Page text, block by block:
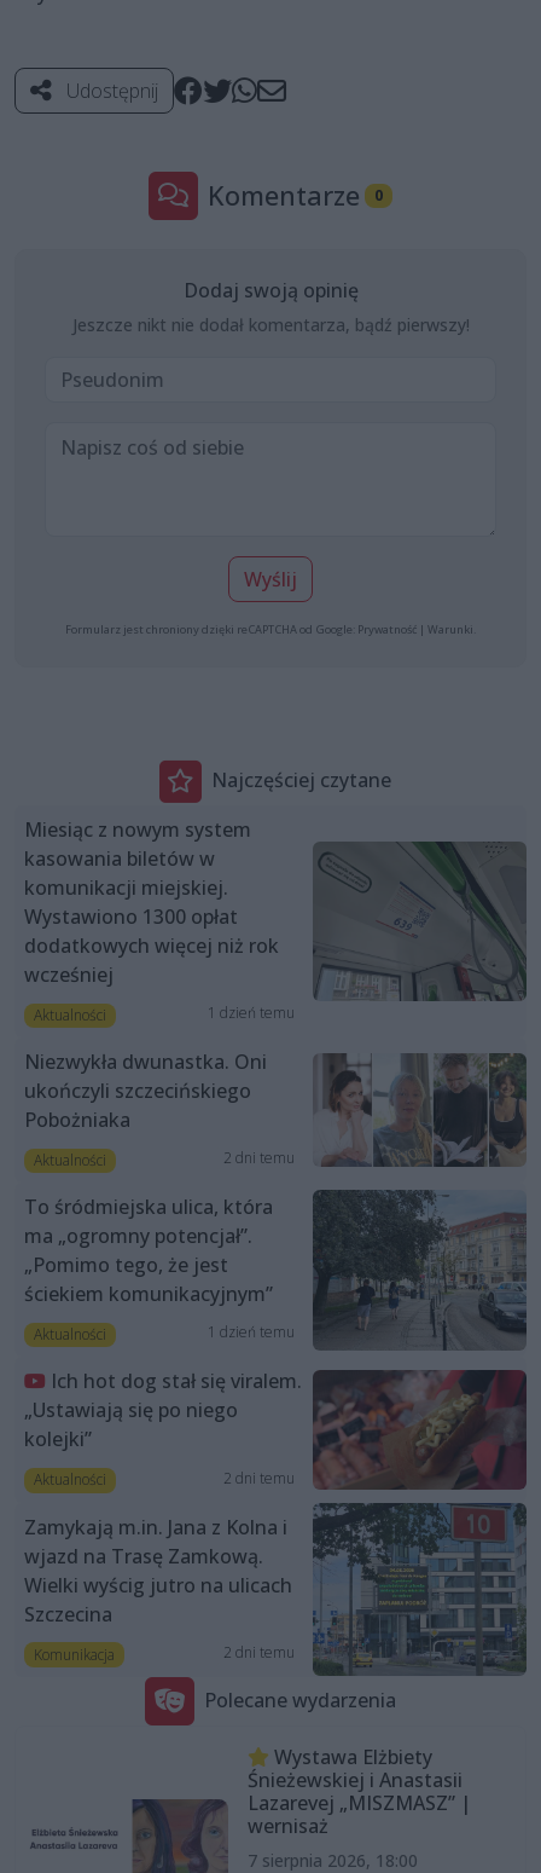
Udostępnij
Komentarze 0
Dodaj swoją opinię
Jeszcze nikt nie dodał komentarza, bądź pierwszy!
Wyślij
Formularz jest chroniony dzięki reCAPTCHA od Google: Prywatność | Warunki
Najczęściej czytane
Miesiąc z nowym system
kasowania biletów w
komunikacji miejskiej.
Wystawiono 1300 opłat
dodatkowych więcej niż rok
wcześniej
Aktualności 1 dzień temu
Niezwykła dwunastka. Oni
ukończyli szczecińskiego
Pobożniaka
Aktualności 2 dni temu
To śródmiejska ulica, która
ma „ogromny potencjał”.
„Pomimo tego, że jest
ściekiem komunikacyjnym”
Aktualności 1 dzień temu
Ich hot dog stał się viralem.
„Ustawiają się po niego
kolejki”
Aktualności 2 dni temu
Zamykają m.in. Jana z Kolna i
wjazd na Trasę Zamkową.
Wielki wyścig jutro na ulicach
Szczecina
Komunikacja 2 dni temu
Polecane wydarzenia
Wystawa Elżbiety
Śnieżewskiej i Anastasii
Lazarevej „MISZMASZ” |
wernisaż
7 sierpnia 2026, 18:00